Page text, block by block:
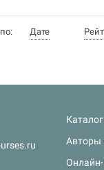
Дате
Авторы